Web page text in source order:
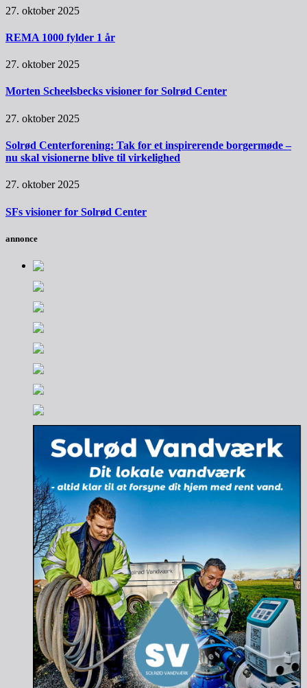
27. oktober 2025
REMA 1000 fylder 1 år
27. oktober 2025
Morten Scheelsbecks visioner for Solrød Center
27. oktober 2025
Solrød Centerforening: Tak for et inspirerende borgermøde –
nu skal visionerne blive til virkelighed
27. oktober 2025
SFs visioner for Solrød Center
annonce